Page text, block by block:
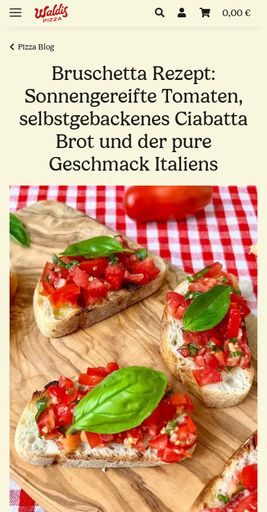
0,00 €
Pizza Blog
Bruschetta Rezept:
Sonnengereifte Tomaten,
selbstgebackenes Ciabatta
Brot und der pure
Geschmack Italiens